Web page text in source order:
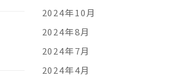
2024年10月
2024年8月
2024年7月
2024年4月